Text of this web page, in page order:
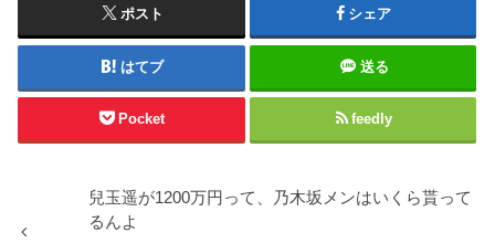
ポスト シェア
はてブ 送る
Pocket feedly
兒玉遥が1200万円って、乃木坂メンはいくら貰って
るんよ